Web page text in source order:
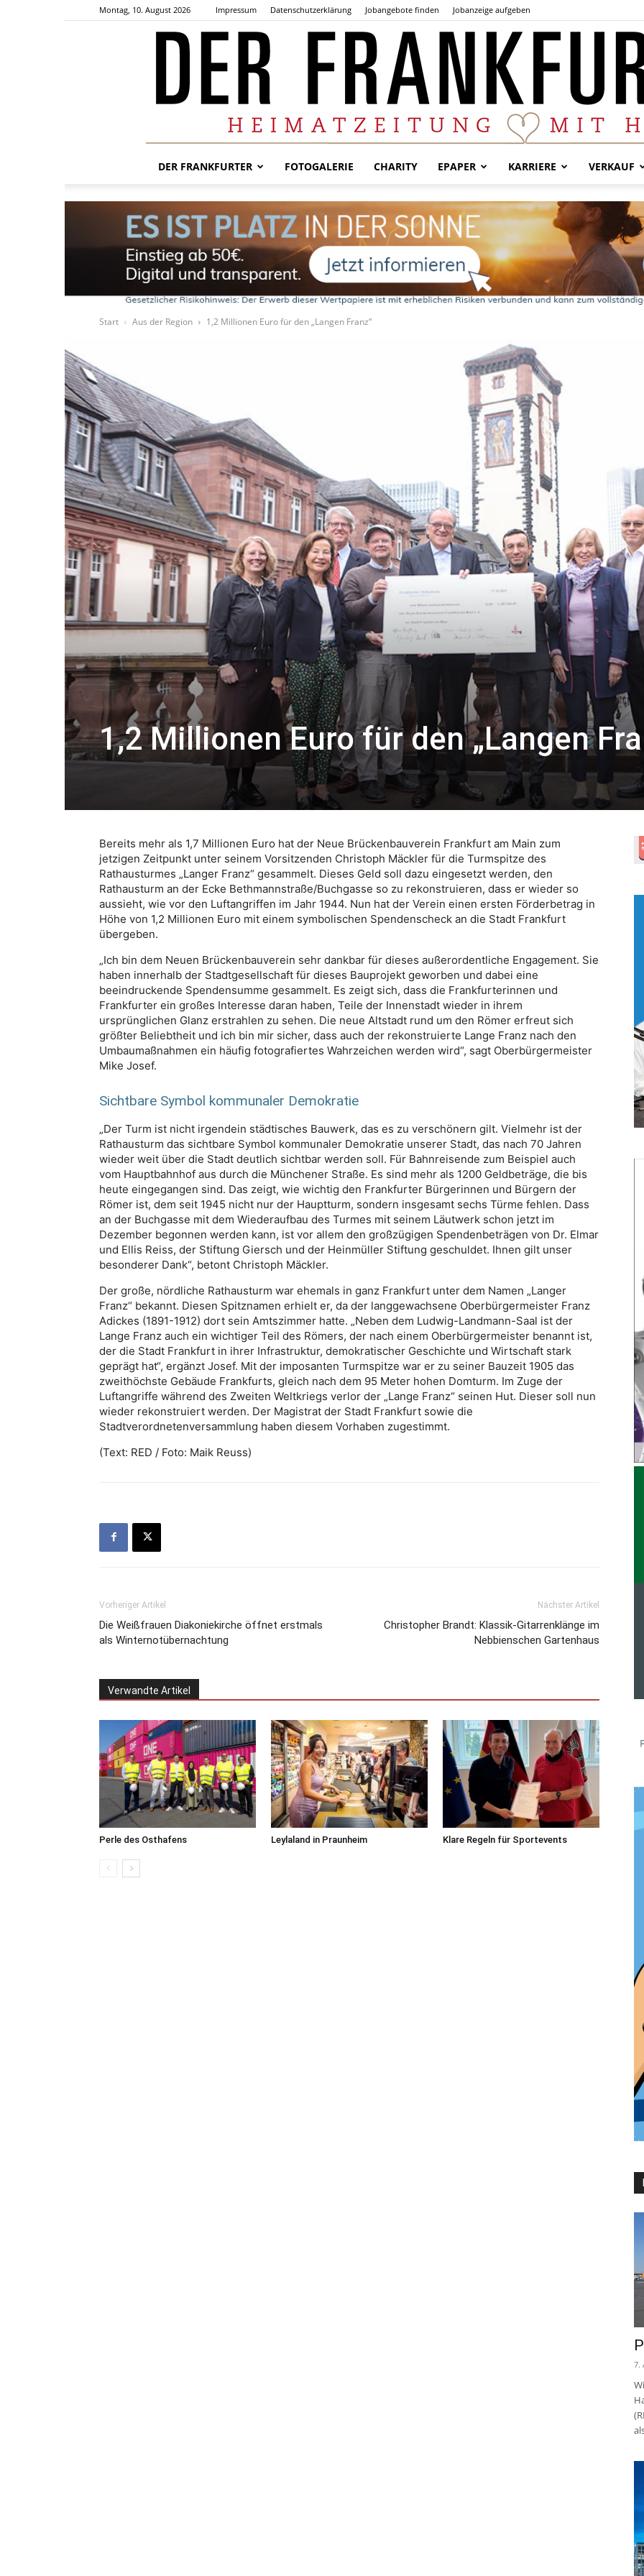
Montag, 10. August 2026 Impressum Datenschutzerklärung Jobangebote finden Jobanzeige aufgeben
Frankfurter
DER FRANKFURTER FOTOGALERIE CHARITY EPAPER KARRIERE VERKAUF
Start Aus der Region 1,2 Millionen Euro für den „Langen Franz“
1,2 Millionen Euro für den „Langen
Bereits mehr als 1,7 Millionen Euro hat der Neue Brückenbauverein Frankfurt am Main zum
jetzigen Zeitpunkt unter seinem Vorsitzenden Christoph Mäckler für die Turmspitze des
Rathausturmes „Langer Franz“ gesammelt. Dieses Geld soll dazu eingesetzt werden, den
Rathausturm an der Ecke Bethmannstraße/Buchgasse so zu rekonstruieren, dass er wieder so
aussieht, wie vor den Luftangriffen im Jahr 1944. Nun hat der Verein einen ersten Förderbetrag in
Höhe von 1,2 Millionen Euro mit einem symbolischen Spendenscheck an die Stadt Frankfurt
übergeben.
„Ich bin dem Neuen Brückenbauverein sehr dankbar für dieses außerordentliche Engagement. Sie
haben innerhalb der Stadtgesellschaft für dieses Bauprojekt geworben und dabei eine
beeindruckende Spendensumme gesammelt. Es zeigt sich, dass die Frankfurterinnen und
Frankfurter ein großes Interesse daran haben, Teile der Innenstadt wieder in ihrem
ursprünglichen Glanz erstrahlen zu sehen. Die neue Altstadt rund um den Römer erfreut sich
größter Beliebtheit und ich bin mir sicher, dass auch der rekonstruierte Lange Franz nach den
Umbaumaßnahmen ein häufig fotografiertes Wahrzeichen werden wird“, sagt Oberbürgermeister
Mike Josef.
Sichtbare Symbol kommunaler Demokratie
„Der Turm ist nicht irgendein städtisches Bauwerk, das es zu verschönern gilt. Vielmehr ist der
Rathausturm das sichtbare Symbol kommunaler Demokratie unserer Stadt, das nach 70 Jahren
wieder weit über die Stadt deutlich sichtbar werden soll. Für Bahnreisende zum Beispiel auch
vom Hauptbahnhof aus durch die Münchener Straße. Es sind mehr als 1200 Geldbeträge, die bis
heute eingegangen sind. Das zeigt, wie wichtig den Frankfurter Bürgerinnen und Bürgern der
Römer ist, dem seit 1945 nicht nur der Hauptturm, sondern insgesamt sechs Türme fehlen. Dass
an der Buchgasse mit dem Wiederaufbau des Turmes mit seinem Läutwerk schon jetzt im
Dezember begonnen werden kann, ist vor allem den großzügigen Spendenbeträgen von Dr. Elmar
und Ellis Reiss, der Stiftung Giersch und der Heinmüller Stiftung geschuldet. Ihnen gilt unser
besonderer Dank“, betont Christoph Mäckler.
Der große, nördliche Rathausturm war ehemals in ganz Frankfurt unter dem Namen „Langer
Franz“ bekannt. Diesen Spitznamen erhielt er, da der langgewachsene Oberbürgermeister Franz
Adickes (1891-1912) dort sein Amtszimmer hatte. „Neben dem Ludwig-Landmann-Saal ist der
Lange Franz auch ein wichtiger Teil des Römers, der nach einem Oberbürgermeister benannt ist,
der die Stadt Frankfurt in ihrer Infrastruktur, demokratischer Geschichte und Wirtschaft stark
geprägt hat“, ergänzt Josef. Mit der imposanten Turmspitze war er zu seiner Bauzeit 1905 das
zweithöchste Gebäude Frankfurts, gleich nach dem 95 Meter hohen Domturm. Im Zuge der
Luftangriffe während des Zweiten Weltkriegs verlor der „Lange Franz“ seinen Hut. Dieser soll nun
wieder rekonstruiert werden. Der Magistrat der Stadt Frankfurt sowie die
Stadtverordnetenversammlung haben diesem Vorhaben zugestimmt.
(Text: RED / Foto: Maik Reuss)
Vorheriger Artikel
Die Weißfrauen Diakoniekirche öffnet erstmals
als Winternotübernachtung
Nächster Artikel
Christopher Brandt: Klassik-Gitarrenklänge im
Nebbienschen Gartenhaus
Verwandte Artikel
Perle des Osthafens Leylaland in Praunheim Klare Regeln für Sportevents
7.